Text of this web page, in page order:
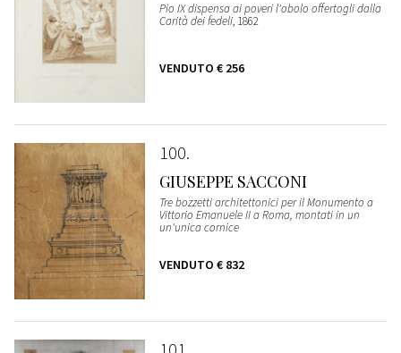
Pio IX dispensa ai poveri l'obolo offertogli dalla
Carità dei fedeli, 1862
VENDUTO € 256
100
GIUSEPPE SACCONI
Tre bozzetti architettonici per il Monumento a
Vittorio Emanuele II a Roma, montati in un
un'unica cornice
VENDUTO € 832